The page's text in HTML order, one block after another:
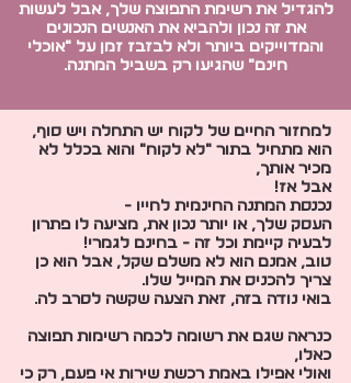
להגדיל את רשימת התפוצה שלך, אבל לעשות
את זה נכון ולהביא את האנשים הנכונים
והמדוייקים ביותר ולא לבזבז זמן על ״אוכלי
חינם״ שהגיעו רק בשביל המתנה.
למחזור החיים של לקוח יש התחלה ויש סוף,
הוא מתחיל בתור ״לא לקוח״ והוא בכלל לא
מכיר אותך,
אבל אז!
נכנסת המתנה החינמית לחייו -
העסק שלך, או יותר נכון את, מציעה לו פתרון
לבעיה קיימת וכל זה - בחינם לגמרי!
טוב, אמנם הוא לא משלם שקל, אבל הוא כן
צריך להכניס את המייל שלו.
בואי נודה בזה, זאת הצעה שקשה לסרב לה.
כנראה שגם את רשומה לכמה רשימות תפוצה
כאלו,
ואולי אפילו באמת רכשת שירות אי פעם, רק כי